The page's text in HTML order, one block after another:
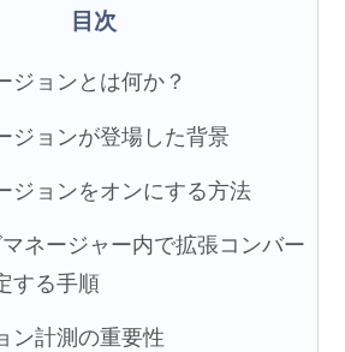
目次
ジョンとは何か？
ジョンが登場した背景
ジョンをオンにする方法
ネージャー内で拡張コンバー
する手順
ン計測の重要性